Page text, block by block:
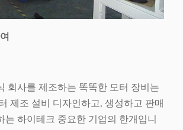
회사를 제조하는 똑똑한 모터 장비는
제조 설비 디자인하고, 생성하고 판매
는 하이테크 중요한 기업의 한개입니